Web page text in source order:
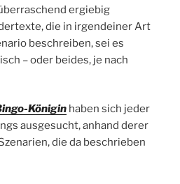
ergiebig
die in irgendeiner Art
beschreiben, sei es
– oder beides, je nach
Königin haben sich jeder
ausgesucht, anhand derer
die da beschrieben